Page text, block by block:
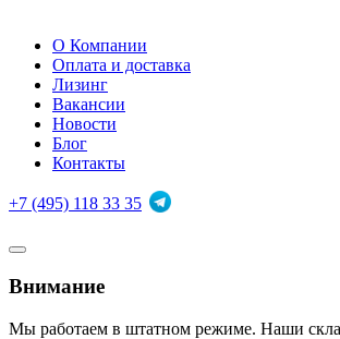
О Компании
Оплата и доставка
Лизинг
Вакансии
Новости
Блог
Контакты
+7 (495) 118 33 35
Внимание
Мы работаем в штатном режиме. Наши